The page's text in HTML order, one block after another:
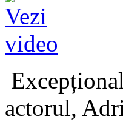
actorul,